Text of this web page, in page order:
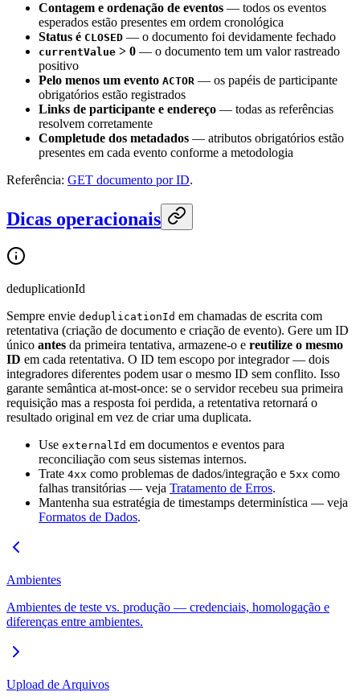
Contagem e ordenação de eventos — todos os eventos
esperados estão presentes em ordem cronológica
Status é CLOSED — o documento foi devidamente fechado
currentValue > 0 — o documento tem um valor rastreado
positivo
Pelo menos um evento ACTOR — os papéis de participante
obrigatórios estão registrados
Links de participante e endereço — todas as referências
resolvem corretamente
Completude dos metadados — atributos obrigatórios estão
presentes em cada evento conforme a metodologia
Referência: GET documento por ID.
Dicas operacionais
deduplicationId
Sempre envie deduplicationId em chamadas de escrita com
retentativa (criação de documento e criação de evento). Gere um ID
único antes da primeira tentativa, armazene-o e reutilize o mesmo
ID em cada retentativa. O ID tem escopo por integrador — dois
integradores diferentes podem usar o mesmo ID sem conflito. Isso
garante semântica at-most-once: se o servidor recebeu sua primeira
requisição mas a resposta foi perdida, a retentativa retornará o
resultado original em vez de criar uma duplicata.
Use externalId em documentos e eventos para
reconciliação com seus sistemas internos.
Trate 4xx como problemas de dados/integração e 5xx como
falhas transitórias — veja Tratamento de Erros.
Mantenha sua estratégia de timestamps determinística — veja
Formatos de Dados.
Ambientes
Ambientes de teste vs. produção — credenciais, homologação e
diferenças entre ambientes.
Upload de Arquivos